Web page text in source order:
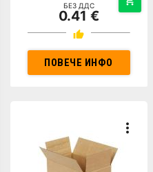
БЕЗ ДДС
0.41 €
ПОВЕЧЕ ИНФО